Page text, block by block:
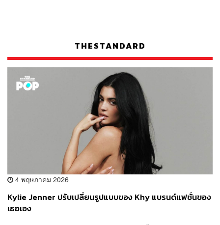
THESTANDARD
4 พฤษภาคม 2026
Kylie Jenner ปรับเปลี่ยนรูปแบบของ Khy แบรนด์แฟชั่นของ
เธอเอง